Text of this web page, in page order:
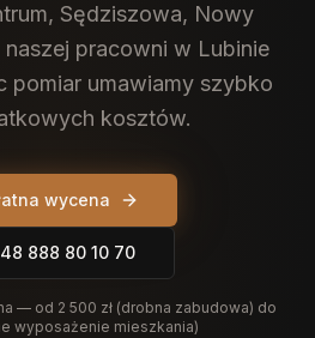
Sędziszowa, Nowy
naszej pracowni w Lubinie
pomiar umawiamy szybko
kosztów.
wycena
888 80 10 70
— od 2 500 zł (drobna zabudowa) do
wyposażenie mieszkania)